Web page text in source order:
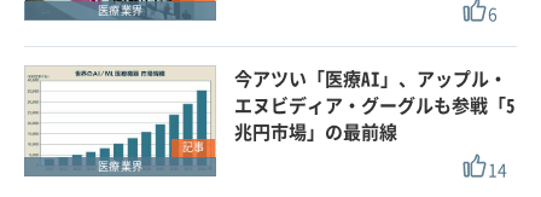
医療業界
6
記事
医療業界
今アツい「医療AI」、アップル・
エヌビディア・グーグルも参戦「5
兆円市場」の最前線
14